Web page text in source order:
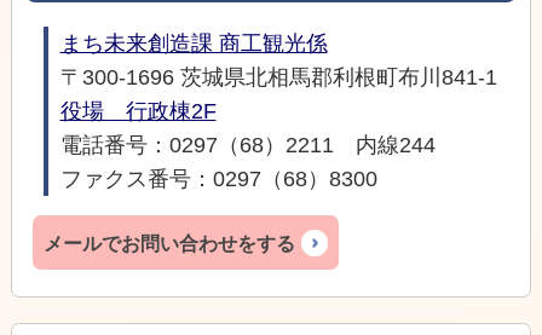
まち未来創造課 商工観光係
〒300-1696 茨城県北相馬郡利根町布川841-1
役場 行政棟2F
電話番号：0297（68）2211 内線244
ファクス番号：0297（68）8300
メールでお問い合わせをする